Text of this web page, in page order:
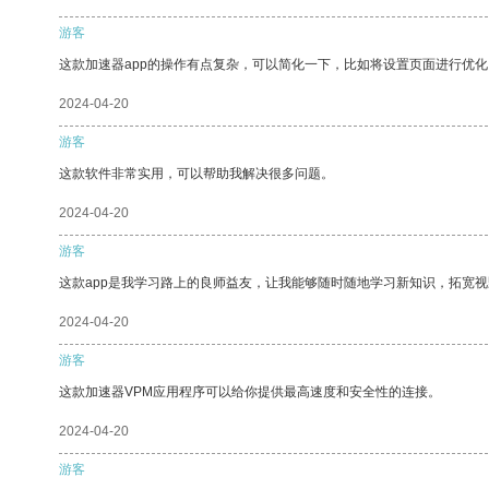
游客
这款加速器app的操作有点复杂，可以简化一下，比如将设置页面进行优
2024-04-20
游客
这款软件非常实用，可以帮助我解决很多问题。
2024-04-20
游客
这款app是我学习路上的良师益友，让我能够随时随地学习新知识，拓宽
2024-04-20
游客
这款加速器VPM应用程序可以给你提供最高速度和安全性的连接。
2024-04-20
游客